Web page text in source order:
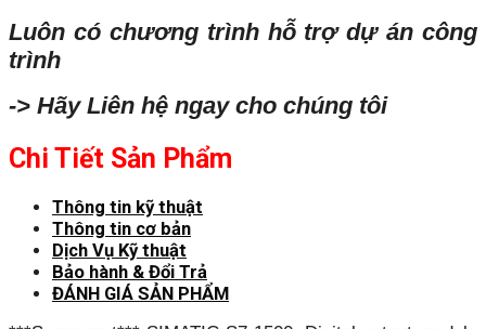
Luôn có chương trình hỗ trợ dự án công
trình
-> Hãy Liên hệ ngay cho chúng tôi
Chi Tiết Sản Phẩm
Thông tin kỹ thuật
Thông tin cơ bản
Dịch Vụ Kỹ thuật
Bảo hành & Đổi Trả
ĐÁNH GIÁ SẢN PHẨM